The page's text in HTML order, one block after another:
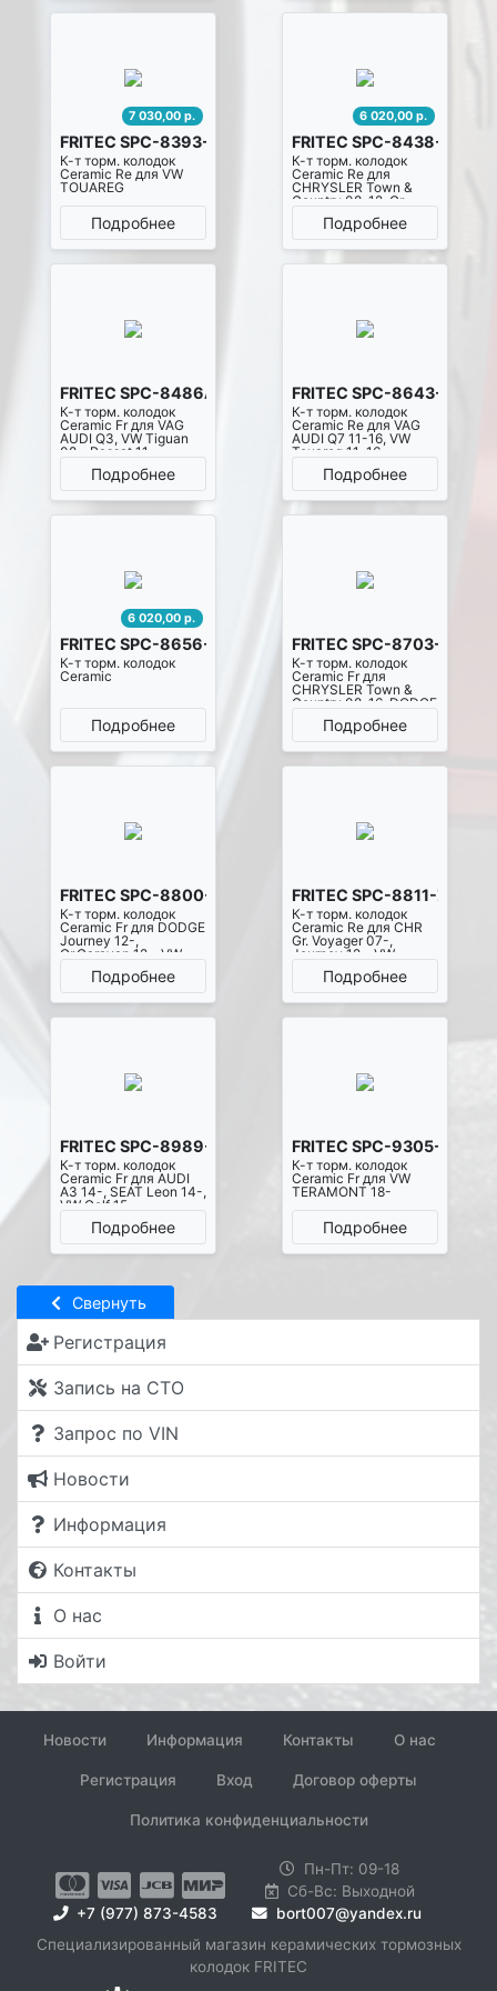
Свернуть
Регистрация
Запись на СТО
Запрос по VIN
Новости
Информация
Контакты
О нас
Войти
7 030,00 р.
FRITEC SPC-8393-Z-D1277
К-т торм. колодок
Ceramic Re для VW
TOUAREG
Подробнее
6 020,00 р.
FRITEC SPC-8438-Z-
К-т торм. колодок
Ceramic Re для
CHRYSLER Town &
Country 08-12, Gr.
Voyager (RT) 07-,
DODGE Caravan 07-,
Gr. Caravan 07-,
Journey 07-13, VW
Routan 09-13, FIAT
Подробнее
FRITEC SPC-8486A-Z-D1375
К-т торм. колодок
Ceramic Fr для VAG
AUDI Q3, VW Tiguan
08-, Passat 11-
Подробнее
FRITEC SPC-8643-Z-
К-т торм. колодок
Ceramic Re для VAG
AUDI Q7 11-16, VW
Touareg 11-16,
PORSCHE Cayenne
11-14Подробнее
6 020,00 р.
FRITEC SPC-8656-Z-D1456
К-т торм. колодок
Ceramic
Подробнее
FRITEC SPC-8703-Z-
К-т торм. колодок
Ceramic Fr для
CHRYSLER Town &
Country 08-16, DODGE
Journey 07-13, Gr.
Caravan 10-, Nitro 07-
11, JEEP Cherokee 10-,
Wrangler 11-, FIAT
Freemont 11-, VW
Подробнее
FRITEC SPC-8800-Z-D1589
К-т торм. колодок
Ceramic Fr для DODGE
Journey 12-,
Gr.Caravan 12-, VW
Routan 12-, CHRYSLER
Pacifica 17-
Подробнее
FRITEC SPC-8811-Z-
К-т торм. колодок
Ceramic Re для CHR
Gr. Voyager 07-,
Journey 12-, VW
Routan 12-Подробнее
FRITEC SPC-8989-Z-D1760
К-т торм. колодок
Ceramic Fr для AUDI
A3 14-, SEAT Leon 14-,
VW Golf 15-
Подробнее
FRITEC SPC-9305-Z-
К-т торм. колодок
Ceramic Fr для VW
TERAMONT 18-
Подробнее
Новости Информация Контакты О нас
Регистрация Вход Договор оферты
Политика конфиденциальности
Пн-Пт: 09-18
Сб-Вс: Выходной
+7 (977) 873-4583
bort007@yandex.ru
Специализированный магазин керамических тормозных
колодок FRITEC